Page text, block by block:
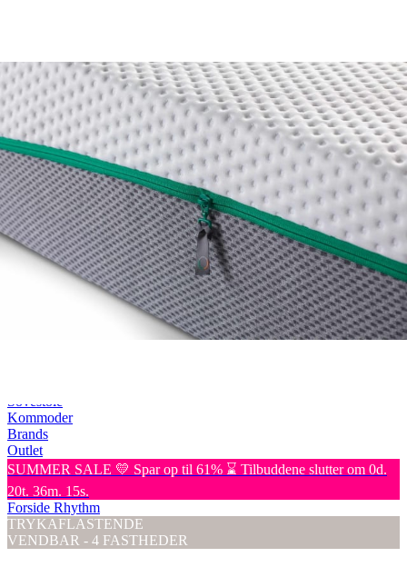
Sovesofaer
Vælg efter størrelse
2-personers sovesofaer
3-personers sovesofaer
Vælg efter funktion
Sovesofaer med opbevaring
Sovesofaer med chaiselong
Tilbehør
Til sengen
Sengegavle
Sengebunde
Sengeben
Til soveværelset
Sovestole
Kommoder
Brands
Outlet
SUMMER SALE 💛 Spar op til 61% ⌛ Tilbuddene slutter om 0d.
20t. 36m. 15s.
Forside Rhythm
TRYKAFLASTENDE
VENDBAR - 4 FASTHEDER